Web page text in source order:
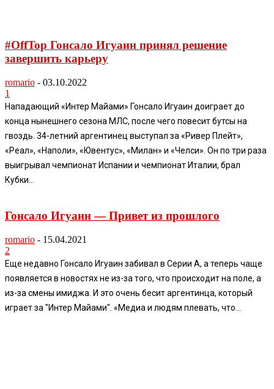
#OffTop Гонсало Игуаин принял решение
завершить карьеру
romario - 03.10.2022
1
Нападающий «Интер Майами» Гонсало Игуаин доиграет до
конца нынешнего сезона МЛС, после чего повесит бутсы на
гвоздь. 34-летний аргентинец выступал за «Ривер Плейт»,
«Реал», «Наполи», «Ювентус», «Милан» и «Челси». Он по три раза
выигрывал чемпионат Испании и чемпионат Италии, брал
Кубки...
Гонсало Игуаин — Привет из прошлого
romario - 15.04.2021
2
Еще недавно Гонсало Игуаин забивал в Серии А, а теперь чаще
появляется в новостях не из-за того, что происходит на поле, а
из-за смены имиджа. И это очень бесит аргентинца, который
играет за "Интер Майами". «Медиа и людям плевать, что...